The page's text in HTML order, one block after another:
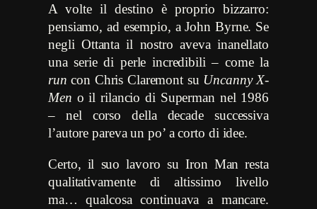
A volte il destino è proprio bizzarro:
pensiamo, ad esempio, a John Byrne. Se
negli Ottanta il nostro aveva inanellato
una serie di perle incredibili – come la
run con Chris Claremont su Uncanny X-
Men o il rilancio di Superman nel 1986
– nel corso della decade successiva
l’autore pareva un po’ a corto di idee.
Certo, il suo lavoro su Iron Man resta
qualitativamente di altissimo livello
ma… qualcosa continuava a mancare.